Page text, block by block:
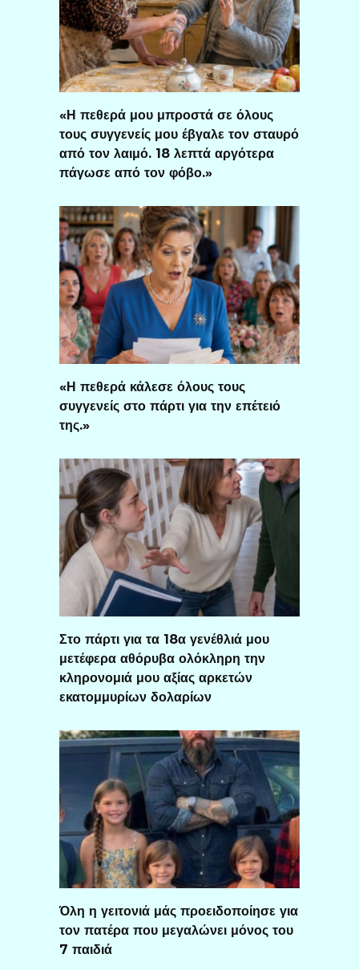
«Η πεθερά μου μπροστά σε όλους
τους συγγενείς μου έβγαλε τον σταυρό
από τον λαιμό. 18 λεπτά αργότερα
πάγωσε από τον φόβο.»
«Η πεθερά κάλεσε όλους τους
συγγενείς στο πάρτι για την επέτειό
της.»
Στο πάρτι για τα 18α γενέθλιά μου
μετέφερα αθόρυβα ολόκληρη την
κληρονομιά μου αξίας αρκετών
εκατομμυρίων δολαρίων
Όλη η γειτονιά μάς προειδοποίησε για
τον πατέρα που μεγαλώνει μόνος του
7 παιδιά